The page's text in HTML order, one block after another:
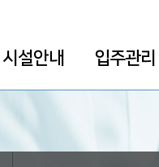
시설안내 입주관리